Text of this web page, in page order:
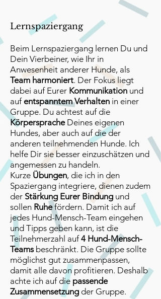
Lernspaziergang
Beim Lernspaziergang lernen Du und
Dein Vierbeiner, wie Ihr in
Anwesenheit anderer Hunde, als
Team harmoniert. Der Fokus liegt
dabei auf Eurer Kommunikation und
auf entspanntem Verhalten in einer
Gruppe. Du achtest auf die
KörperspracheDeines eigenen
Hundes, aber auch auf die der
anderen teilnehmenden Hunde. Ich
helfe Dir sie besser einzuschätzen und
angemessen zu handeln.
Kurze Übungen, die ich in den
Spaziergang integriere, dienen zudem
der Stärkung Eurer Bindung und
sollen Ruhefördern. Damit ich auf
jedes Hund-Mensch-Team eingehen
und Tipps geben kann, ist die
Teilnehmerzahl auf4 Hund-Mensch-
Teams beschränkt. Die Gruppe sollte
möglichst gut zusammenpassen,
damit alle davon profitieren. Deshalb
achte ich auf die passende
Zusammensetzung der Gruppe.